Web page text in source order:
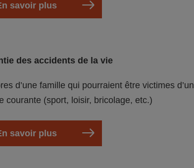
savoir plus
des accidents de la vie
d’une famille qui pourraient être victimes d’un
courante (sport, loisir, bricolage, etc.)
savoir plus